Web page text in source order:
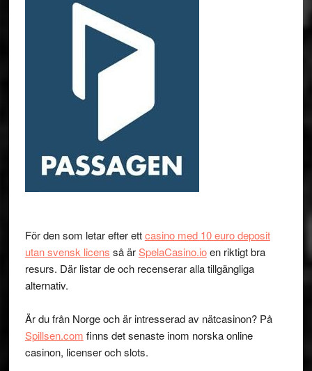
För den som letar efter ettcasino med 10 euro deposit
utan svensk licens så ärSpelaCasino.ioen riktigt bra
resurs. Där listar de och recenserar alla tillgängliga
alternativ.
Är du från Norge och är intresserad av nätcasinon? På
Spillsen.com finns det senaste inom norska online
casinon, licenser och slots.